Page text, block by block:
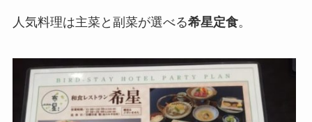
人気料理は主菜と副菜が選べる希星定食。